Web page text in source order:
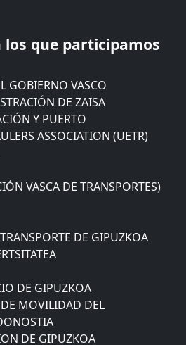
los que participamos
DE GIPUZKOA
GOBIERNO VASCO
DE ZAISA
Y PUERTO
ASSOCIATION (UETR)
VASCA DE TRANSPORTES)
DE GIPUZKOA
DE GIPUZKOA
MOVILIDAD DEL
DE GIPUZKOA